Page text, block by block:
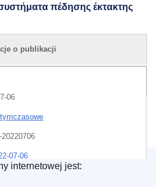
πέδησης έκτακτης
o publikacji
06
07-06
Europejskiej
internetowej jest: